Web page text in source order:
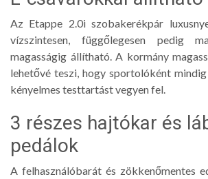
Az Etappe 2.0i szobakerékpár
vízszintesen, függőlegesen pedig
magasságig állítható. A kormány
lehetővé teszi, hogy sportolóként
kényelmes testtartást vegyen fel.
3 részes hajtókar és
pedálok
A felhasználóbarát és zökkenőmentes